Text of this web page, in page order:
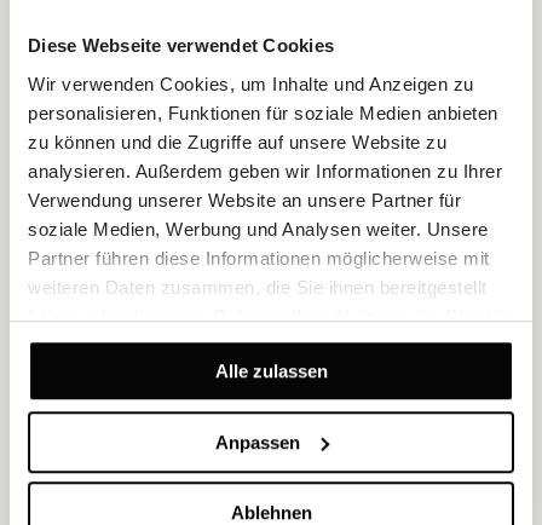
Diese Webseite verwendet Cookies
Wir verwenden Cookies, um Inhalte und Anzeigen zu
personalisieren, Funktionen für soziale Medien anbieten
zu können und die Zugriffe auf unsere Website zu
analysieren. Außerdem geben wir Informationen zu Ihrer
Verwendung unserer Website an unsere Partner für
soziale Medien, Werbung und Analysen weiter. Unsere
Partner führen diese Informationen möglicherweise mit
weiteren Daten zusammen, die Sie ihnen bereitgestellt
haben oder die sie im Rahmen Ihrer Nutzung der Dienste
gesammelt haben.
Alle zulassen
Anpassen
Ablehnen
Zweibettzimmer mit Etagenbett und Meerblick
Größe 14 m² Meerblick 2 Gäste
Zweibettzimmer für 2 Personen bietet einen epischen Meerblick
und gemütliche Etagenbetten – ideal, um den Küstenzauber von
Lovran auf sich wirken zu lassen.
ENTDECKEN
ANGEBOTE ZUM GENIESSEN